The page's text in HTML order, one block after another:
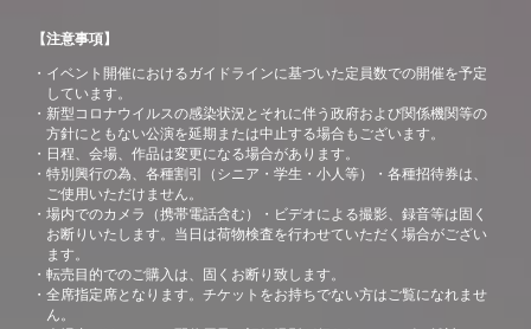
【注意事項】
イベント開催におけるガイドラインに基づいた定員数での開催を予定
しています。
新型コロナウイルスの感染状況とそれに伴う政府および関係機関等の
方針にともない公演を延期または中止する場合もございます。
日程、会場、作品は変更になる場合があります。
特別興行の為、各種割引（シニア・学生・小人等）・各種招待券は、
ご使用いただけません。
場内でのカメラ（携帯電話含む）・ビデオによる撮影、録音等は固く
お断りいたします。当日は荷物検査を行わせていただく場合がござい
ます。
転売目的でのご購入は、固くお断り致します。
全席指定席となります。チケットをお持ちでない方はご覧になれませ
ん。